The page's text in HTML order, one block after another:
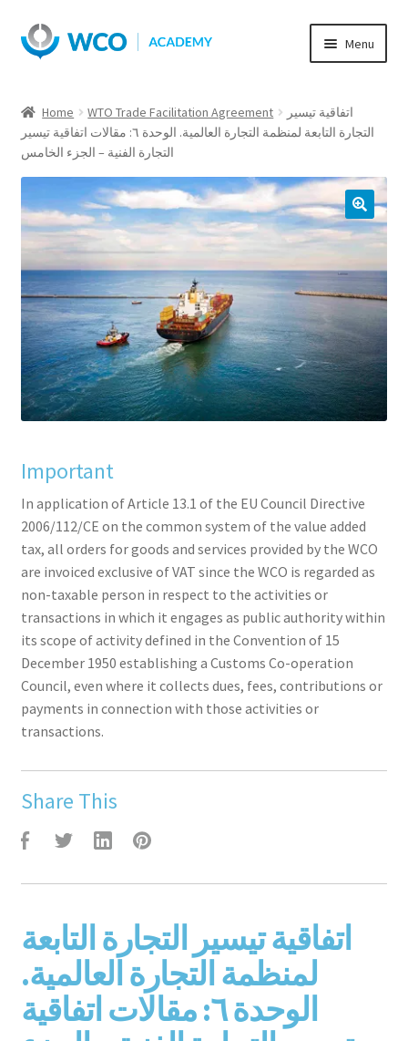
Skip
to
Skip
to
Menu
Home WTO Trade Facilitation Agreement
اتفاقية تيسير
التجارة التابعة لمنظمة التجارة العالمية. الوحدة ٦: مقالات اتفاقية تيسير
التجارة الفنية – الجزء الخامس
Important
In application of Article 13.1 of the EU Council Directive
2006/112/CE on the common system of the value added
tax, all orders for goods and services provided by the WCO
are invoiced exclusive of VAT since the WCO is regarded as
non-taxable person in respect to the activities or
transactions in which it engages as public authority within
its scope of activity defined in the Convention of 15
December 1950 establishing a Customs Co-operation
Council, even where it collects dues, fees, contributions or
payments in connection with those activities or
transactions.
Share This
T
اتفاقية تيسير التجارة التابعة
لمنظمة التجارة العالمية.
الوحدة ٦: مقالات اتفاقية